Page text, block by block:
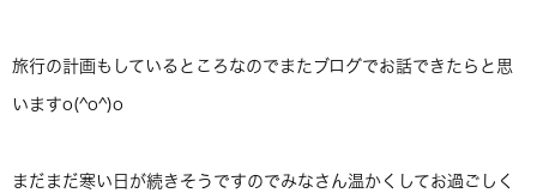
旅行の計画もしているところなのでまたブログでお話できたらと思
いますo(^o^)o
まだまだ寒い日が続きそうですのでみなさん温かくしてお過ごしく